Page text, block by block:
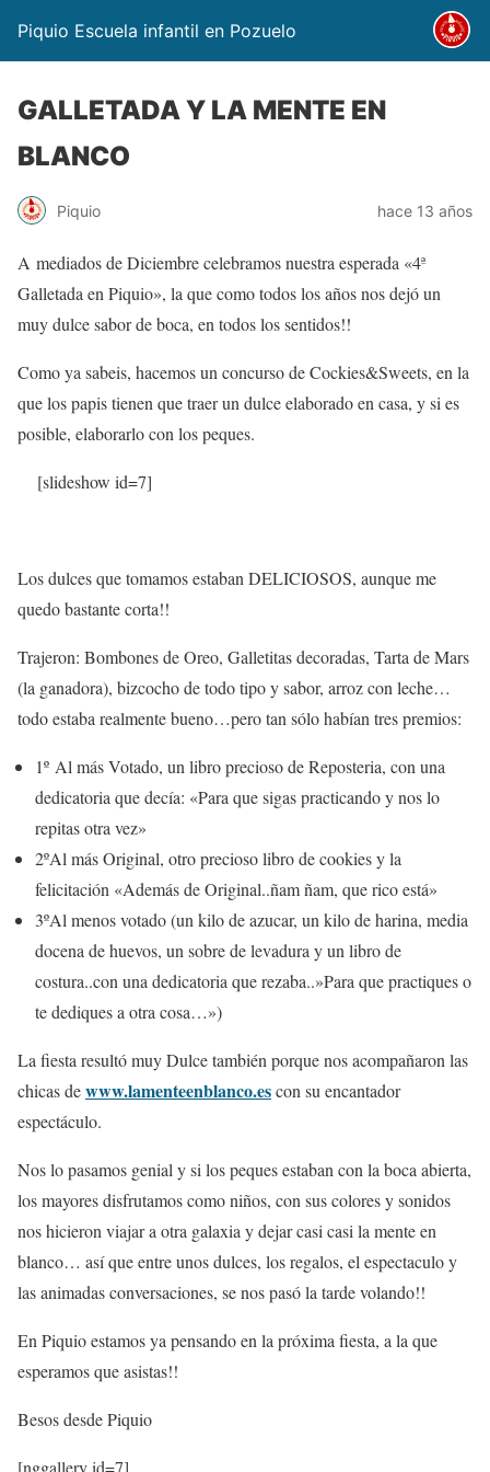
Piquio Escuela infantil en Pozuelo
GALLETADA Y LA MENTE EN
BLANCO
Piquio hace 13 años
A mediados de Diciembre celebramos nuestra esperada «4ª
Galletada en Piquio», la que como todos los años nos dejó un
muy dulce sabor de boca, en todos los sentidos!!
Como ya sabeis, hacemos un concurso de Cockies&Sweets, en la
que los papis tienen que traer un dulce elaborado en casa, y si es
posible, elaborarlo con los peques.
[slideshow id=7]
Los dulces que tomamos estaban DELICIOSOS, aunque me
quedo bastante corta!!
Trajeron: Bombones de Oreo, Galletitas decoradas, Tarta de Mars
(la ganadora), bizcocho de todo tipo y sabor, arroz con leche…
todo estaba realmente bueno…pero tan sólo habían tres premios:
1º Al más Votado, un libro precioso de Reposteria, con una
dedicatoria que decía: «Para que sigas practicando y nos lo
repitas otra vez»
2ºAl más Original, otro precioso libro de cookies y la
felicitación «Además de Original..ñam ñam, que rico está»
3ºAl menos votado (un kilo de azucar, un kilo de harina, media
docena de huevos, un sobre de levadura y un libro de
costura..con una dedicatoria que rezaba..»Para que practiques o
te dediques a otra cosa…»)
La fiesta resultó muy Dulce también porque nos acompañaron las
chicas dewww.lamenteenblanco.escon su encantador
espectáculo.
Nos lo pasamos genial y si los peques estaban con la boca abierta,
los mayores disfrutamos como niños, con sus colores y sonidos
nos hicieron viajar a otra galaxia y dejar casi casi la mente en
blanco… así que entre unos dulces, los regalos, el espectaculo y
las animadas conversaciones, se nos pasó la tarde volando!!
En Piquio estamos ya pensando en la próxima fiesta, a la que
esperamos que asistas!!
Besos desde Piquio
[nggallery id=7]